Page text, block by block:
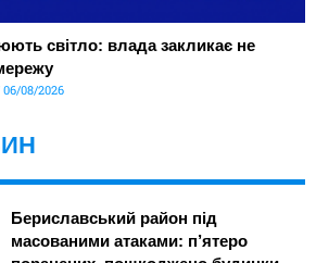
світло: влада закликає не
06/08/2026
Бериславський район під
масованими атаками: п’ятеро